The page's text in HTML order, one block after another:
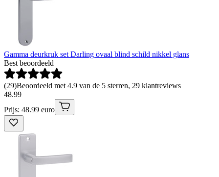
Gamma deurkruk set Darling ovaal blind schild nikkel glans
Best beoordeeld
(29)Beoordeeld met 4.9 van de 5 sterren, 29 klantreviews
48.99
Prijs: 48.99 euro